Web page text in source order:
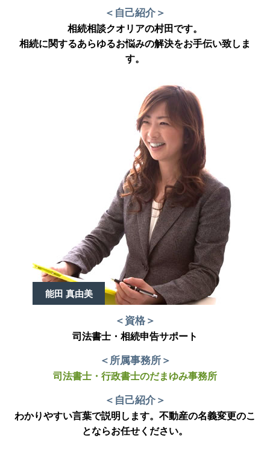
＜自己紹介＞
相続相談クオリアの村田です。
相続に関するあらゆるお悩みの解決をお手伝い致しま
す。
能田 真由美
＜資格＞
司法書士・相続申告サポート
＜所属事務所＞
司法書士・行政書士のだまゆみ事務所
＜自己紹介＞
わかりやすい言葉で説明します。不動産の名義変更のこ
とならお任せください。